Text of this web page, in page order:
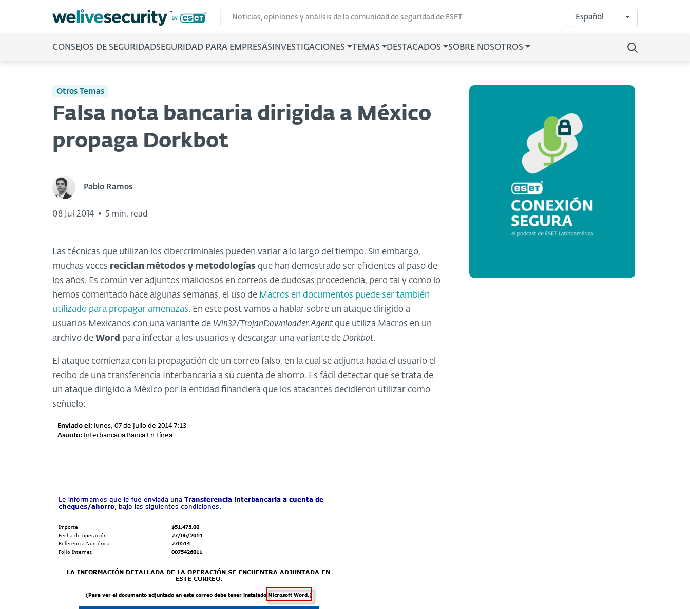
Noticias, opiniones y análisis de la comunidad de seguridad de ESET Español
CONSEJOS DE SEGURIDADSEGURIDAD PARA EMPRESAS INVESTIGACIONES TEMAS DESTACADOS SOBRE NOSOTROS
Otros Temas
Falsa nota bancaria dirigida a México
propaga Dorkbot
Pablo Ramos
08 Jul 2014 • 5 min. read
Las técnicas que utilizan los cibercriminales pueden variar a lo largo del tiempo. Sin embargo,
muchas veces reciclan métodos y metodologías que han demostrado ser eficientes al paso de
los años. Es común ver adjuntos maliciosos en correos de dudosas procedencia, pero tal y como lo
hemos comentado hace algunas semanas, el uso de Macros en documentos puede ser también
utilizado para propagar amenazas. En este post vamos a hablar sobre un ataque dirigido a
usuarios Mexicanos con una variante de Win32/TrojanDownloader.Agent que utiliza Macros en un
archivo de Word para infectar a los usuarios y descargar una variante de Dorkbot.
El ataque comienza con la propagación de un correo falso, en la cual se adjunta hacia el usuario el
recibo de una transferencia Interbancaria a su cuenta de ahorro. Es fácil detectar que se trata de
un ataque dirigido a México por la entidad financiera que los atacantes decidieron utilizar como
señuelo: